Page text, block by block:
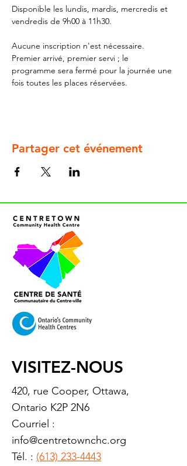
Disponible les lundis, mardis, mercredis et
vendredis de 9h00 à 11h30.
Aucune inscription n'est nécessaire.
Premier arrivé, premier servi ; le
programme sera fermé pour la journée une
fois toutes les places réservées.
Partager cet événement
VISITEZ-NOUS
420, rue Cooper, Ottawa,
Ontario K2P 2N6
Courriel :
info@centretownchc.org
Tél. : (613) 233-4443